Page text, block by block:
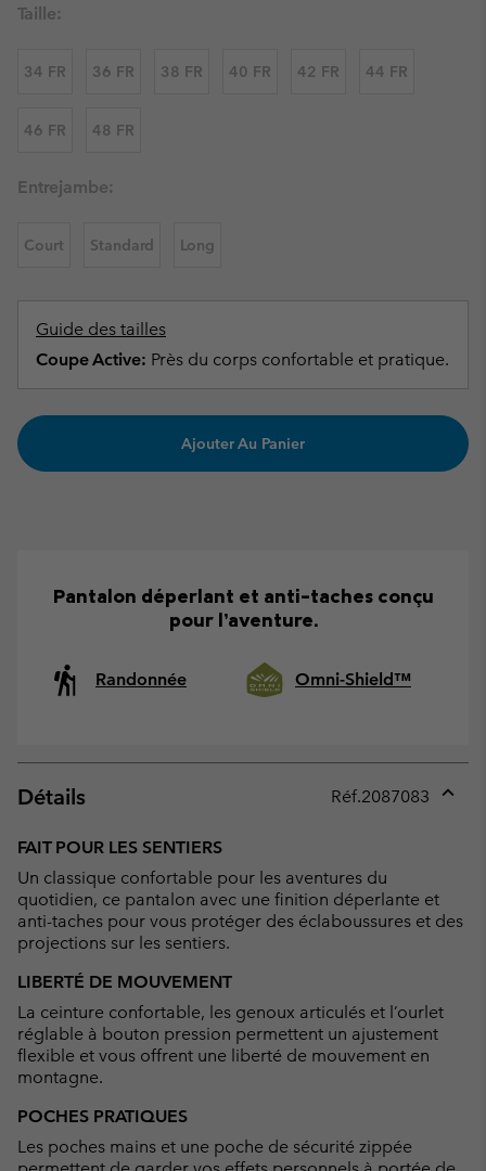
Taille:
34 FR 36 FR 38 FR 40 FR 42 FR 44 FR
46 FR 48 FR
Entrejambe:
Court Standard Long
Guide des tailles
Coupe Active: Près du corps confortable et pratique.
Ajouter Au Panier
Pantalon déperlant et anti-taches conçu
pour l’aventure.
Randonnée Omni-Shield™
Détails Réf.2087083
FAIT POUR LES SENTIERS
Un classique confortable pour les aventures du
quotidien, ce pantalon avec une finition déperlante et
anti-taches pour vous protéger des éclaboussures et des
projections sur les sentiers.
LIBERTÉ DE MOUVEMENT
La ceinture confortable, les genoux articulés et l’ourlet
réglable à bouton pression permettent un ajustement
flexible et vous offrent une liberté de mouvement en
montagne.
POCHES PRATIQUES
Les poches mains et une poche de sécurité zippée